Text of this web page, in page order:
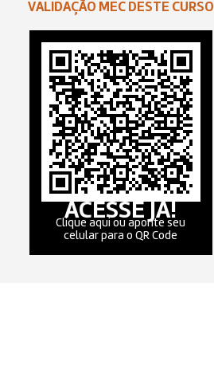
VALIDAÇÃO MEC DESTE CURSO
ACESSE JÁ!
Clique aqui ou aponte seu
celular para o QR Code